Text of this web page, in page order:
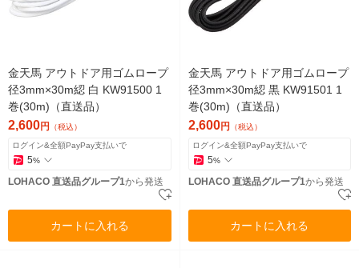
金天馬 アウトドア用ゴムロープ
径3mm×30m綛 白 KW91500 1
巻(30m)（直送品）
2,600円 （税込）
ログイン&全額PayPay支払いで
5%
LOHACO 直送品グループ1から発送
カートに入れる
金天馬 アウトドア用ゴムロープ
径3mm×30m綛 黒 KW91501 1
巻(30m)（直送品）
2,600円 （税込）
ログイン&全額PayPay支払いで
5%
LOHACO 直送品グループ1から発送
カートに入れる